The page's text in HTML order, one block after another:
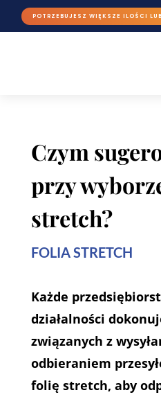
POTRZEBUJESZ WIĘKSZE ILOŚCI
Czym
przy
stretch?
FOLIA STRETCH
Każde
działalności
związanych z
odbieraniem
folię stretch, aby